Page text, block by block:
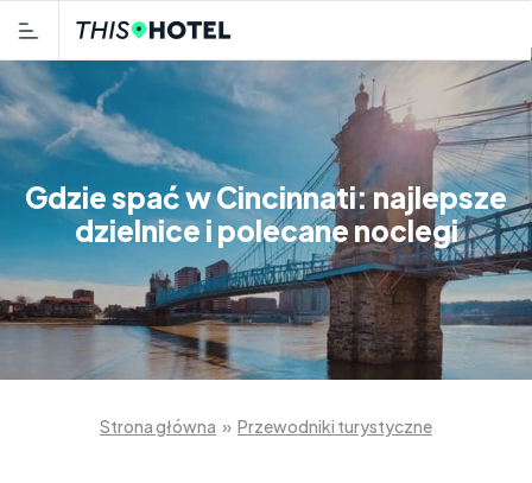
Gdzie spać w Cincinnati: najlepsze
dzielnice i polecane noclegi
Strona główna » Przewodniki turystyczne